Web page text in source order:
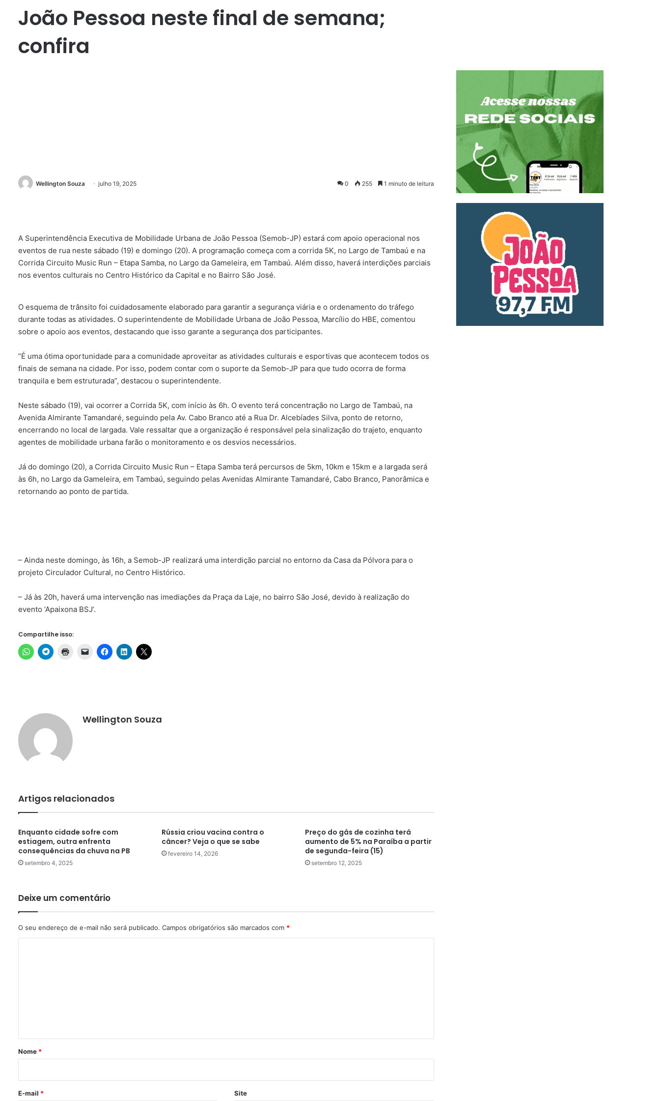
João Pessoa neste final de semana;
confira
Wellington Souza julho 19, 2025 0 255 1 minuto de leitura
A Superintendência Executiva de Mobilidade Urbana de João Pessoa (Semob-JP) estará com apoio operacional nos
eventos de rua neste sábado (19) e domingo (20). A programação começa com a corrida 5K, no Largo de Tambaú e na
Corrida Circuito Music Run – Etapa Samba, no Largo da Gameleira, em Tambaú. Além disso, haverá interdições parciais
nos eventos culturais no Centro Histórico da Capital e no Bairro São José.
O esquema de trânsito foi cuidadosamente elaborado para garantir a segurança viária e o ordenamento do tráfego
durante todas as atividades. O superintendente de Mobilidade Urbana de João Pessoa, Marcílio do HBE, comentou
sobre o apoio aos eventos, destacando que isso garante a segurança dos participantes.
“É uma ótima oportunidade para a comunidade aproveitar as atividades culturais e esportivas que acontecem todos os
finais de semana na cidade. Por isso, podem contar com o suporte da Semob-JP para que tudo ocorra de forma
tranquila e bem estruturada”, destacou o superintendente.
Neste sábado (19), vai ocorrer a Corrida 5K, com início às 6h. O evento terá concentração no Largo de Tambaú, na
Avenida Almirante Tamandaré, seguindo pela Av. Cabo Branco até a Rua Dr. Alcebíades Silva, ponto de retorno,
encerrando no local de largada. Vale ressaltar que a organização é responsável pela sinalização do trajeto, enquanto
agentes de mobilidade urbana farão o monitoramento e os desvios necessários.
Já do domingo (20), a Corrida Circuito Music Run – Etapa Samba terá percursos de 5km, 10km e 15km e a largada será
às 6h, no Largo da Gameleira, em Tambaú, seguindo pelas Avenidas Almirante Tamandaré, Cabo Branco, Panorâmica e
retornando ao ponto de partida.
– Ainda neste domingo, às 16h, a Semob-JP realizará uma interdição parcial no entorno da Casa da Pólvora para o
projeto Circulador Cultural, no Centro Histórico.
– Já às 20h, haverá uma intervenção nas imediações da Praça da Laje, no bairro São José, devido à realização do
evento ‘Apaixona BSJ’.
Compartilhe isso:
Wellington Souza
Artigos relacionados
Enquanto cidade sofre com
estiagem, outra enfrenta
consequências da chuva na PB
setembro 4, 2025
Rússia criou vacina contra o
câncer? Veja o que se sabe
fevereiro 14, 2026
Preço do gás de cozinha terá
aumento de 5% na Paraíba a partir
de segunda-feira (15)
setembro 12, 2025
Deixe um comentário
O seu endereço de e-mail não será publicado. Campos obrigatórios são marcados com *
r
*
Nome *
E-mail * Site